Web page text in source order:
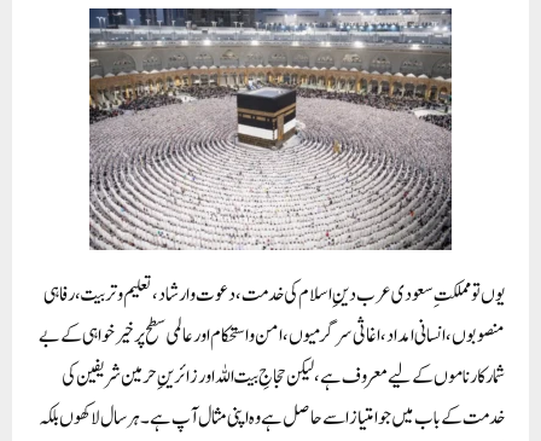
یوں تو مملکتِ سعودی عرب دینِ اسلام کی خدمت، دعوت و ارشاد، تعلیم و تربیت، رفاہی
منصوبوں، انسانی امداد، اغاثی سرگرمیوں، امن و استحکام اور عالمی سطح پر خیر خواہی کے بے
شمار کارناموں کے لیے معروف ہے، لیکن حجاجِ بیت اللہ اور زائرینِ حرمین شریفین کی
خدمت کے باب میں جو امتیاز اسے حاصل ہے وہ اپنی مثال آپ ہے۔ ہر سال لاکھوں بلکہ